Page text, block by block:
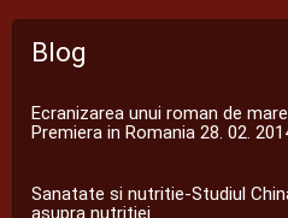
Blog
Ecranizarea unui roman de
Premiera in Romania 28. 02.
Sanatate si nutritie-Studiul
asupra nutritiei